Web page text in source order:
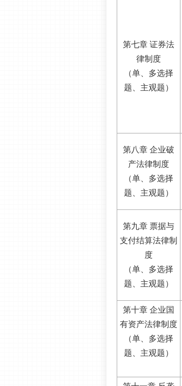
第七章 证券法
律制度
（单、多选择
题、主观题）
第八章 企业破
产法律制度
（单、多选择
题、主观题）
第九章 票据与
支付结算法律制
度
（单、多选择
题、主观题）
第十章 企业国
有资产法律制度
（单、多选择
题、主观题）